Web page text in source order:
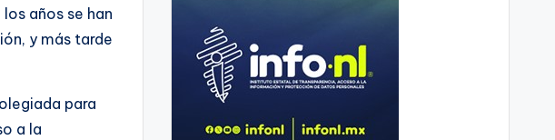
años se han
y más tarde
para
a la